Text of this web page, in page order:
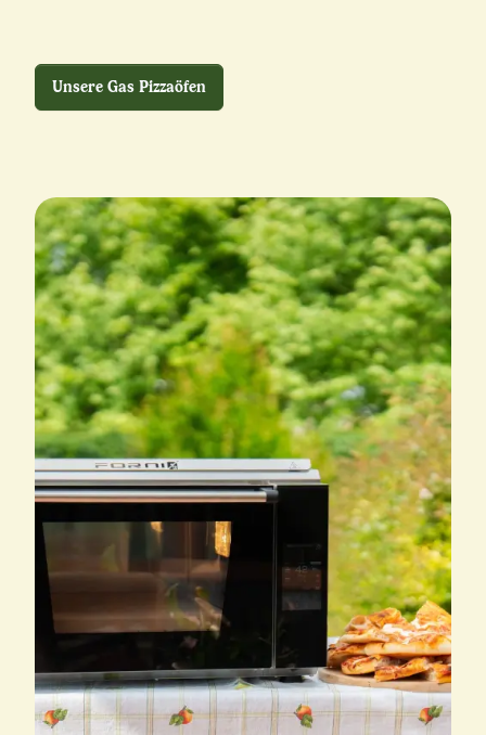
Unsere Gas Pizzaöfen